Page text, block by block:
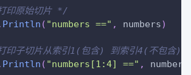
印原始切片 */
Println ( "numbers ==" , numbers)
子切片从索引1(包含) 到索引4(不包含
Println ( "numbers[1:4] ==" , numbers